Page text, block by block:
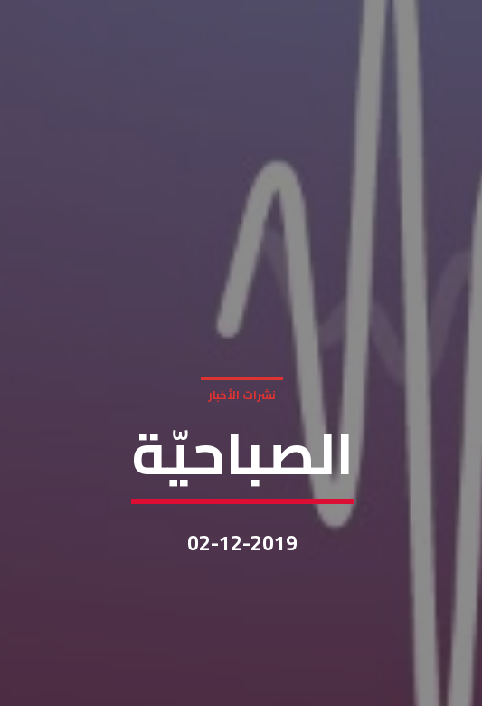
نشرات الأخبار
الصباحيّة
02-12-2019